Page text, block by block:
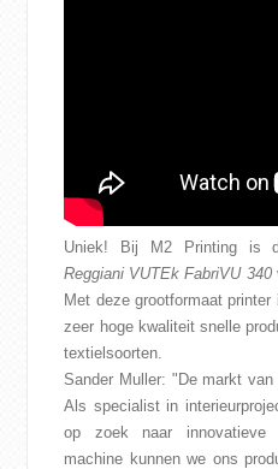
Uniek! Bij M2 Printing is
Reggiani VUTEk FabriVU 340
Met deze grootformaat
zeer hoge kwaliteit snelle
textielsoorten.
Sander Muller: "De markt
Als specialist in
op zoek naar innovatieve
machine kunnen we ons